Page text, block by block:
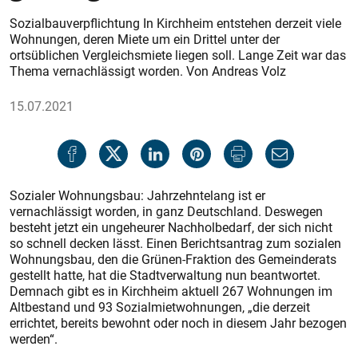
Sozialbauverpflichtung In Kirchheim entstehen derzeit viele
Wohnungen, deren Miete um ein Drittel unter der
ortsüblichen Vergleichsmiete liegen soll. Lange Zeit war das
Thema vernachlässigt worden. Von Andreas Volz
15.07.2021
Sozialer Wohnungsbau: Jahrzehntelang ist er
vernachlässigt worden, in ganz Deutschland. Deswegen
besteht jetzt ein ungeheurer Nachholbedarf, der sich nicht
so schnell decken lässt. Einen Berichtsantrag zum sozialen
Wohnungsbau, den die Grünen-Fraktion des Gemeinderats
gestellt hatte, hat die Stadtverwaltung nun beantwortet.
Demnach gibt es in Kirchheim aktuell 267 Wohnungen im
Altbestand und 93 Sozialmietwohnungen, „die derzeit
errichtet, bereits bewohnt oder noch in diesem Jahr bezogen
werden“.